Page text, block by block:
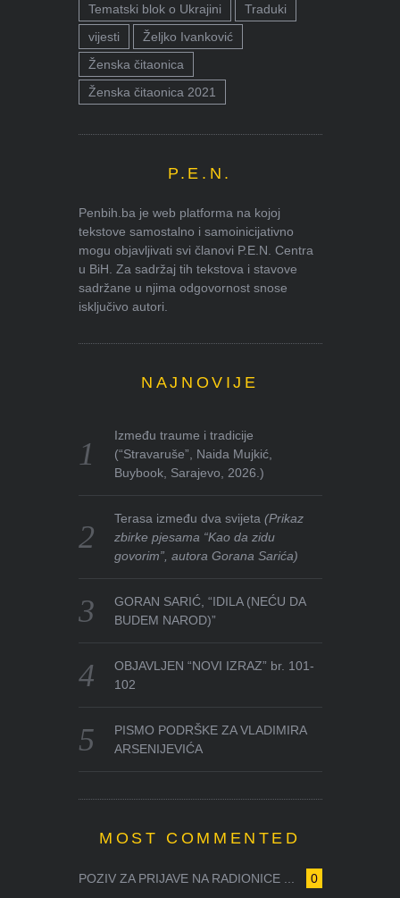
Tematski blok o Ukrajini
Traduki
vijesti
Željko Ivanković
Ženska čitaonica
Ženska čitaonica 2021
P.E.N.
Penbih.ba je web platforma na kojoj
tekstove samostalno i samoinicijativno
mogu objavljivati svi članovi P.E.N. Centra
u BiH. Za sadržaj tih tekstova i stavove
sadržane u njima odgovornost snose
isključivo autori.
NAJNOVIJE
Između traume i tradicije
(“Stravaruše”, Naida Mujkić,
Buybook, Sarajevo, 2026.)
Terasa između dva svijeta(Prikaz
zbirke pjesama “Kao da zidu
govorim”, autora Gorana Sarića)
GORAN SARIĆ, “IDILA (NEĆU DA
BUDEM NAROD)”
OBJAVLJEN “NOVI IZRAZ” br. 101-
102
PISMO PODRŠKE ZA VLADIMIRA
ARSENIJEVIĆA
MOST COMMENTED
0
POZIV ZA PRIJAVE NA RADIONICE ...